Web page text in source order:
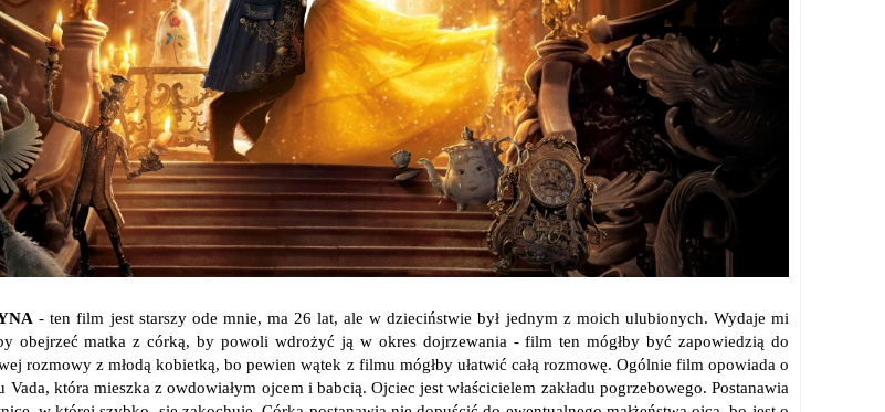
- ten film jest starszy ode mnie, ma 26 lat, ale w dzieciństwie był jednym z moich ulubionych. Wydaje mi
obejrzeć matka z córką, by powoli wdrożyć ją w okres dojrzewania - film ten mógłby być zapowiedzią do
rozmowy z młodą kobietką, bo pewien wątek z filmu mógłby ułatwić całą rozmowę. Ogólnie film opowiada o
Vada, która mieszka z owdowiałym ojcem i babcią. Ojciec jest właścicielem zakładu pogrzebowego. Postanawia